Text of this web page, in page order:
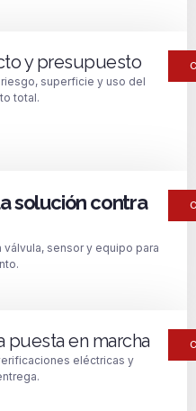
y presupuesto
superficie y uso del
total.
solución contra
sensor y equipo para
puesta en marcha
eléctricas y